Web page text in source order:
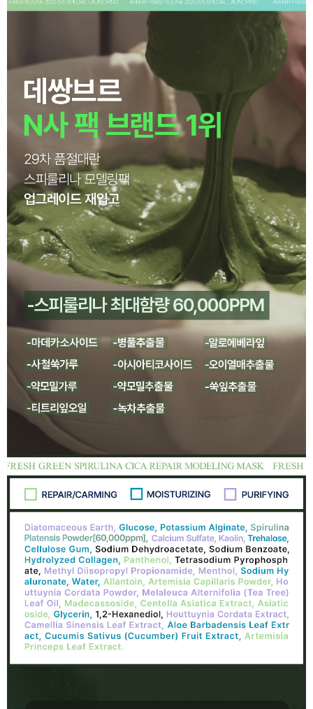
페이코 ID로 페
PAYCO 바로구매